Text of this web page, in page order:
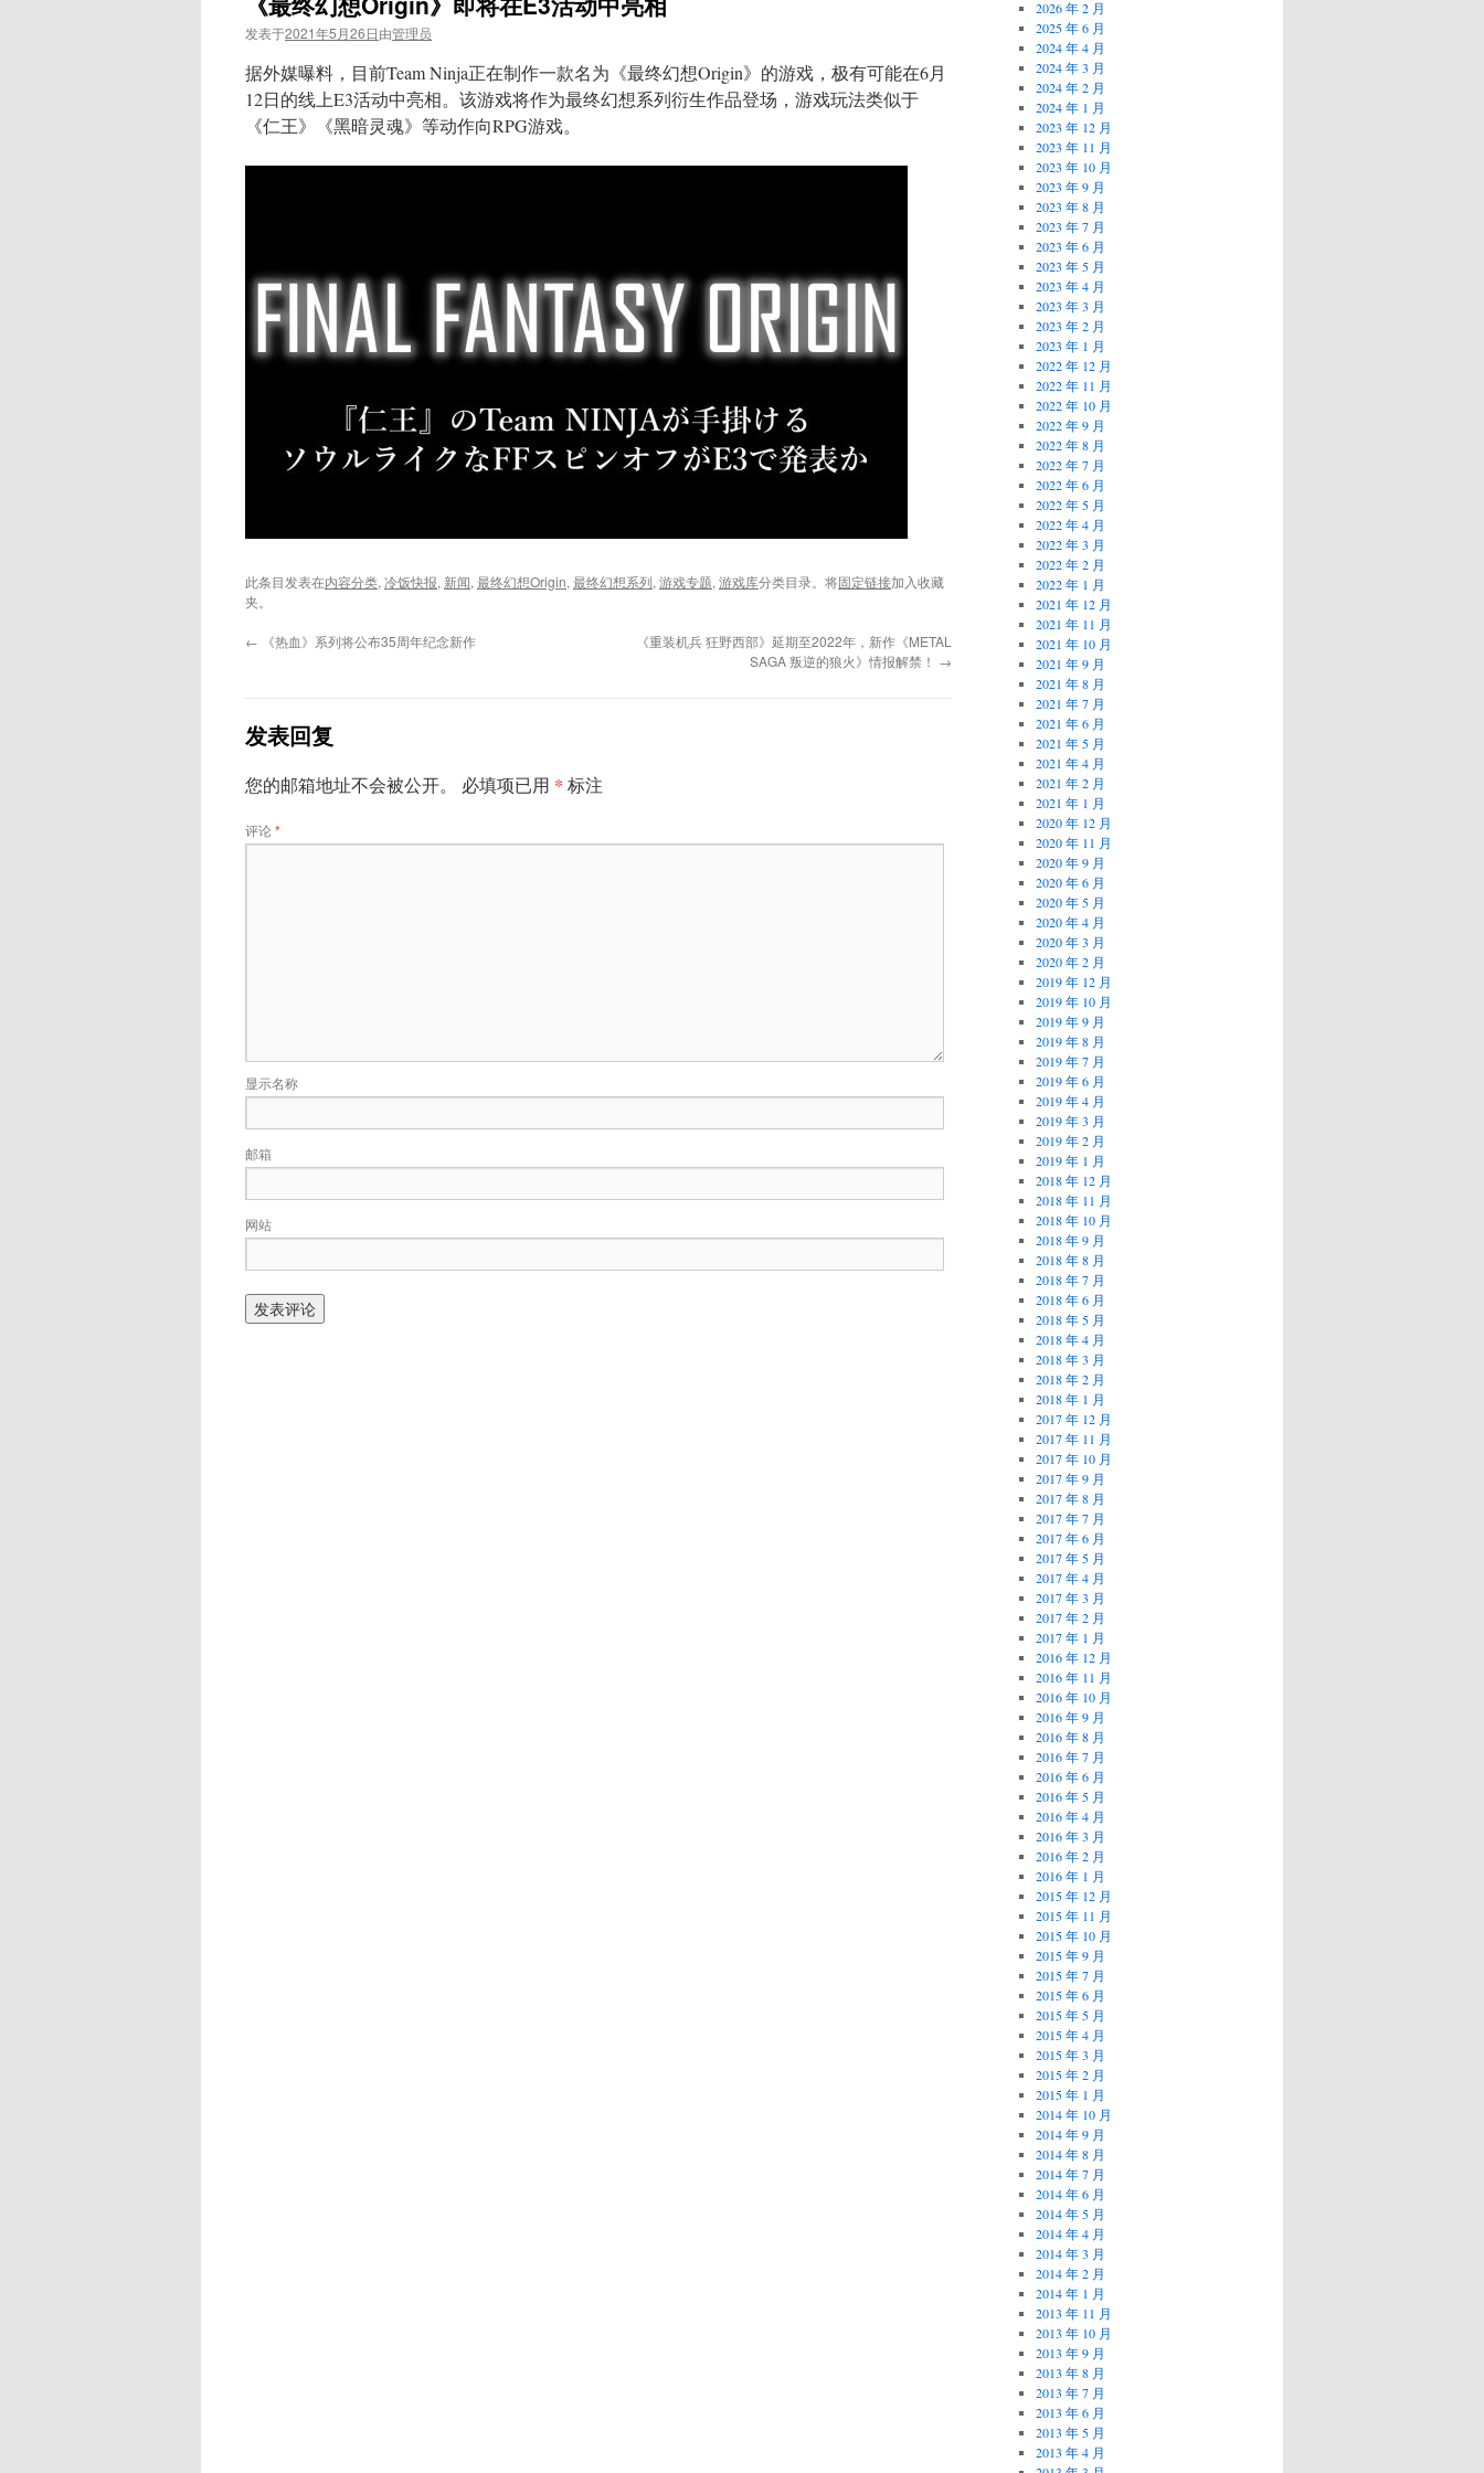
发表于2021年5月26日由管理员
据外媒曝料，目前Team Ninja正在制作一款名为《最终幻想Origin》的游戏，极有可能在6月
12日的线上E3活动中亮相。该游戏将作为最终幻想系列衍生作品登场，游戏玩法类似于
《仁王》《黑暗灵魂》等动作向RPG游戏。
此条目发表在内容分类, 冷饭快报, 新闻, 最终幻想Origin, 最终幻想系列, 游戏专题, 游戏库分类目录。将固定链接加入收藏
夹。
← 《热血》系列将公布35周年纪念新作
《重装机兵 狂野西部》延期至2022年，新作《METAL
SAGA 叛逆的狼火》情报解禁！ →
发表回复
您的邮箱地址不会被公开。 必填项已用 * 标注
评论*
显示名称
邮箱
网站
2026 年 2 月
2025 年 6 月
2024 年 4 月
2024 年 3 月
2024 年 2 月
2024 年 1 月
2023 年 12 月
2023 年 11 月
2023 年 10 月
2023 年 9 月
2023 年 8 月
2023 年 7 月
2023 年 6 月
2023 年 5 月
2023 年 4 月
2023 年 3 月
2023 年 2 月
2023 年 1 月
2022 年 12 月
2022 年 11 月
2022 年 10 月
2022 年 9 月
2022 年 8 月
2022 年 7 月
2022 年 6 月
2022 年 5 月
2022 年 4 月
2022 年 3 月
2022 年 2 月
2022 年 1 月
2021 年 12 月
2021 年 11 月
2021 年 10 月
2021 年 9 月
2021 年 8 月
2021 年 7 月
2021 年 6 月
2021 年 5 月
2021 年 4 月
2021 年 2 月
2021 年 1 月
2020 年 12 月
2020 年 11 月
2020 年 9 月
2020 年 6 月
2020 年 5 月
2020 年 4 月
2020 年 3 月
2020 年 2 月
2019 年 12 月
2019 年 10 月
2019 年 9 月
2019 年 8 月
2019 年 7 月
2019 年 6 月
2019 年 4 月
2019 年 3 月
2019 年 2 月
2019 年 1 月
2018 年 12 月
2018 年 11 月
2018 年 10 月
2018 年 9 月
2018 年 8 月
2018 年 7 月
2018 年 6 月
2018 年 5 月
2018 年 4 月
2018 年 3 月
2018 年 2 月
2018 年 1 月
2017 年 12 月
2017 年 11 月
2017 年 10 月
2017 年 9 月
2017 年 8 月
2017 年 7 月
2017 年 6 月
2017 年 5 月
2017 年 4 月
2017 年 3 月
2017 年 2 月
2017 年 1 月
2016 年 12 月
2016 年 11 月
2016 年 10 月
2016 年 9 月
2016 年 8 月
2016 年 7 月
2016 年 6 月
2016 年 5 月
2016 年 4 月
2016 年 3 月
2016 年 2 月
2016 年 1 月
2015 年 12 月
2015 年 11 月
2015 年 10 月
2015 年 9 月
2015 年 7 月
2015 年 6 月
2015 年 5 月
2015 年 4 月
2015 年 3 月
2015 年 2 月
2015 年 1 月
2014 年 10 月
2014 年 9 月
2014 年 8 月
2014 年 7 月
2014 年 6 月
2014 年 5 月
2014 年 4 月
2014 年 3 月
2014 年 2 月
2014 年 1 月
2013 年 11 月
2013 年 10 月
2013 年 9 月
2013 年 8 月
2013 年 7 月
2013 年 6 月
2013 年 5 月
2013 年 4 月